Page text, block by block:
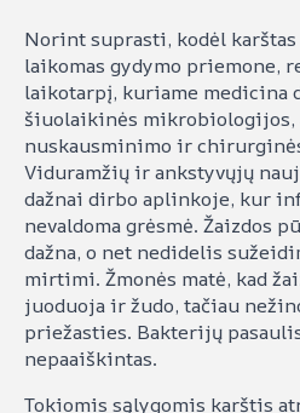
Norint suprasti, kodėl
laikomas gydymo priemone,
laikotarpį, kuriame medicina
šiuolaikinės mikrobiologijos,
nuskausminimo ir
Viduramžių ir ankstyvųjų
dažnai dirbo aplinkoje, kur
nevaldoma grėsmė. Žaizdos
dažna, o net nedidelis
mirtimi. Žmonės matė, kad
juoduoja ir žudo, tačiau
priežasties. Bakterijų
nepaaiškintas.
Tokiomis sąlygomis karštis